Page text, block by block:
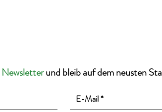
Newsletterund bleib auf dem neusten